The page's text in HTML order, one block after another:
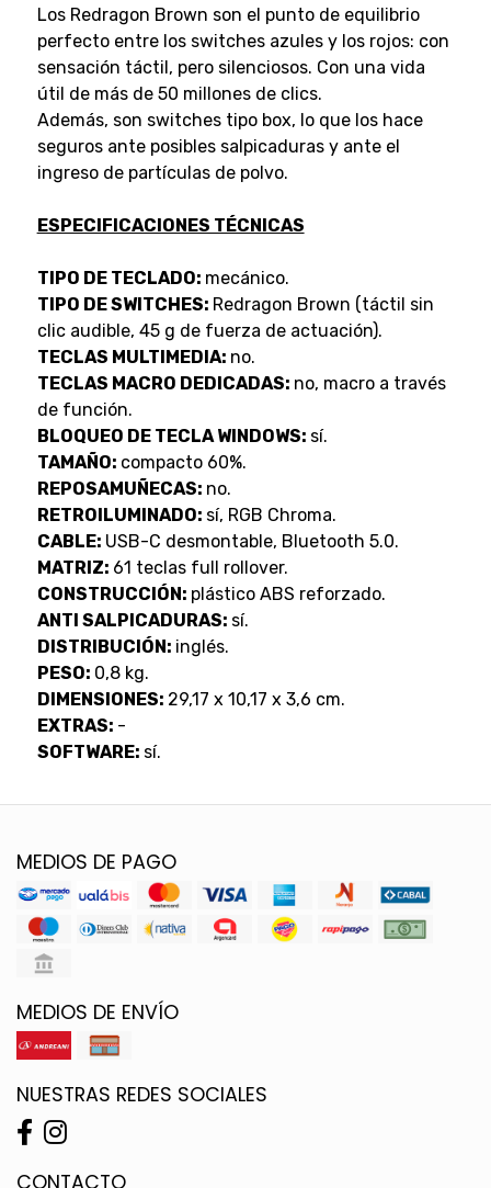
Los Redragon Brown son el punto de equilibrio
perfecto entre los switches azules y los rojos: con
sensación táctil, pero silenciosos. Con una vida
útil de más de 50 millones de clics.
Además, son switches tipo box, lo que los hace
seguros ante posibles salpicaduras y ante el
ingreso de partículas de polvo.
ESPECIFICACIONES TÉCNICAS
TIPO DE TECLADO: mecánico.
TIPO DE SWITCHES: Redragon Brown (táctil sin
clic audible, 45 g de fuerza de actuación).
TECLAS MULTIMEDIA: no.
TECLAS MACRO DEDICADAS: no, macro a través
de función.
BLOQUEO DE TECLA WINDOWS: sí.
TAMAÑO: compacto 60%.
REPOSAMUÑECAS: no.
RETROILUMINADO: sí, RGB Chroma.
CABLE: USB-C desmontable, Bluetooth 5.0.
MATRIZ: 61 teclas full rollover.
CONSTRUCCIÓN: plástico ABS reforzado.
ANTI SALPICADURAS: sí.
DISTRIBUCIÓN: inglés.
PESO: 0,8 kg.
DIMENSIONES: 29,17 x 10,17 x 3,6 cm.
EXTRAS: -
SOFTWARE: sí.
MEDIOS DE PAGO
MEDIOS DE ENVÍO
NUESTRAS REDES SOCIALES
CONTACTO